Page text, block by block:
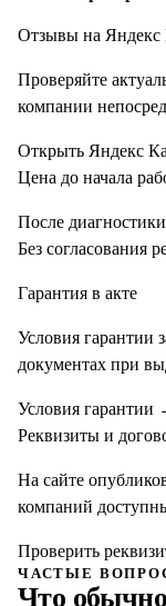
Отзывы на Яндекс
Проверяйте
компании
Открыть Яндекс
Цена до начала
После
Без согласования
Гарантия в акте
Условия гарантии
документах при
Условия гарантии
Реквизиты и
На сайте
компаний
Проверить
ЧАСТЫЕ
Что